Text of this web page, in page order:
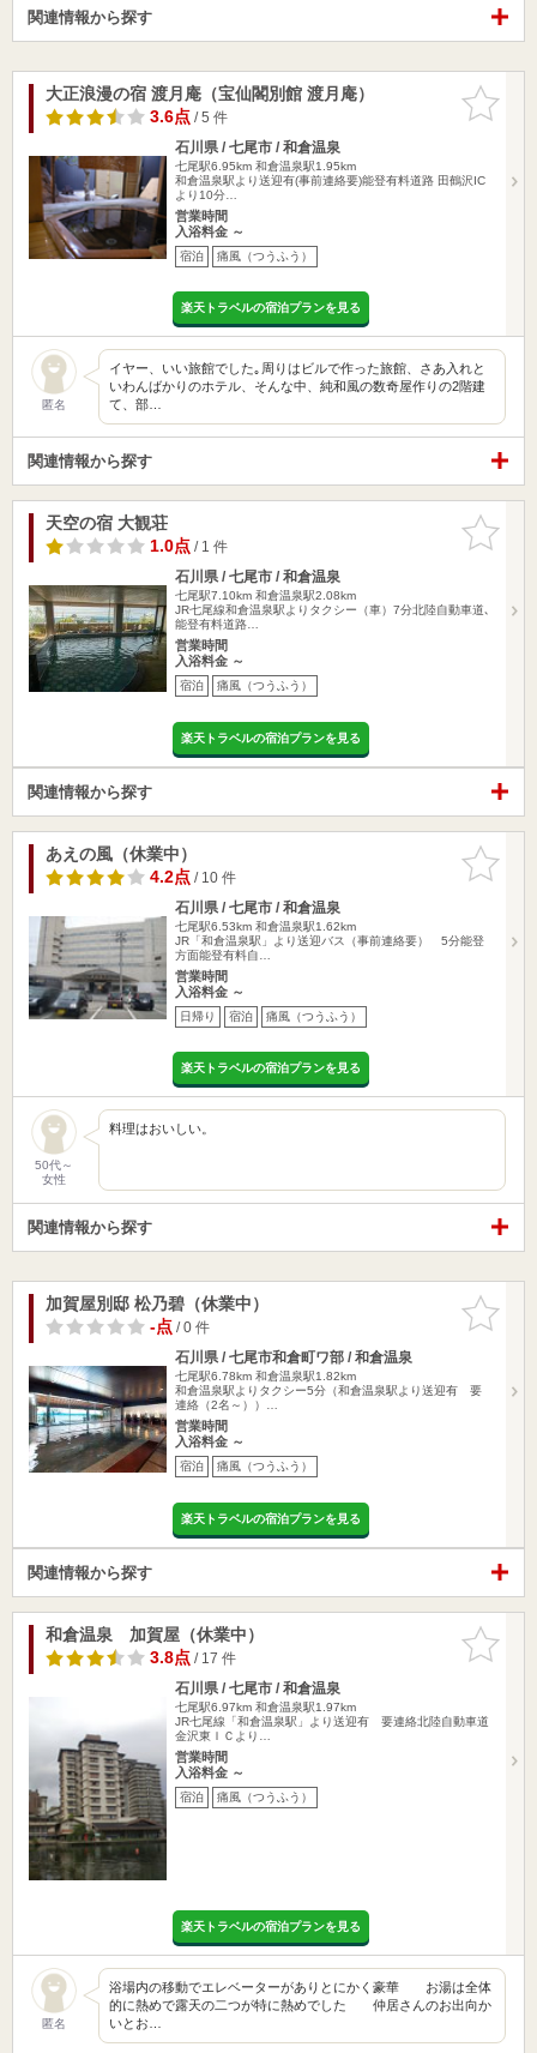
関連情報から探す
お気に入
りに追加
大正浪漫の宿 渡月庵（宝仙閣別館 渡月庵）
3.6点/ 5 件
石川県 / 七尾市 / 和倉温泉
七尾駅6.95km 和倉温泉駅1.95km
和倉温泉駅より送迎有(事前連絡要)能登有料道路 田鶴沢IC
より10分…
営業時間
入浴料金 ～
宿泊 痛風（つうふう）
楽天トラベルの宿泊プランを見る
匿名
イヤー、いい旅館でした｡周りはビルで作った旅館、さあ入れと
いわんばかりのホテル、そんな中、純和風の数奇屋作りの2階建
て、部…
関連情報から探す
お気に入
りに追加
天空の宿 大観荘
1.0点/ 1 件
石川県 / 七尾市 / 和倉温泉
七尾駅7.10km 和倉温泉駅2.08km
JR七尾線和倉温泉駅よりタクシー（車）7分北陸自動車道､
能登有料道路…
営業時間
入浴料金 ～
宿泊 痛風（つうふう）
楽天トラベルの宿泊プランを見る
関連情報から探す
お気に入
りに追加
あえの風（休業中）
4.2点/ 10 件
石川県 / 七尾市 / 和倉温泉
七尾駅6.53km 和倉温泉駅1.62km
JR「和倉温泉駅」より送迎バス（事前連絡要） 5分能登
方面能登有料自…
営業時間
入浴料金 ～
日帰り 宿泊 痛風（つうふう）
楽天トラベルの宿泊プランを見る
50代～
女性
料理はおいしい。
関連情報から探す
お気に入
りに追加
加賀屋別邸 松乃碧（休業中）
-点/ 0 件
石川県 / 七尾市和倉町ワ部 / 和倉温泉
七尾駅6.78km 和倉温泉駅1.82km
和倉温泉駅よりタクシー5分（和倉温泉駅より送迎有 要
連絡（2名～））…
営業時間
入浴料金 ～
宿泊 痛風（つうふう）
楽天トラベルの宿泊プランを見る
関連情報から探す
お気に入
りに追加
和倉温泉 加賀屋（休業中）
3.8点/ 17 件
石川県 / 七尾市 / 和倉温泉
七尾駅6.97km 和倉温泉駅1.97km
JR七尾線「和倉温泉駅」より送迎有 要連絡北陸自動車道
金沢東ＩＣより…
営業時間
入浴料金 ～
宿泊 痛風（つうふう）
楽天トラベルの宿泊プランを見る
匿名
浴場内の移動でエレベーターがありとにかく豪華 お湯は全体
的に熱めで露天の二つが特に熱めでした 仲居さんのお出向か
いとお…